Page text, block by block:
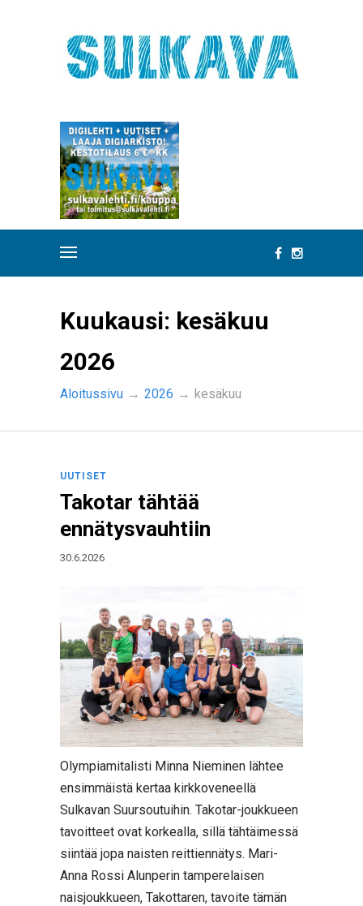
Kuukausi: kesäkuu
2026
Aloitussivu → 2026 → kesäkuu
UUTISET
Takotar tähtää
ennätysvauhtiin
30.6.2026
Olympiamitalisti Minna Nieminen lähtee
ensimmäistä kertaa kirkkoveneellä
Sulkavan Suursoutuihin. Takotar-joukkueen
tavoitteet ovat korkealla, sillä tähtäimessä
siintää jopa naisten reittiennätys. Mari-
Anna Rossi Alunperin tamperelaisen
naisjoukkueen, Takottaren, tavoite tämän